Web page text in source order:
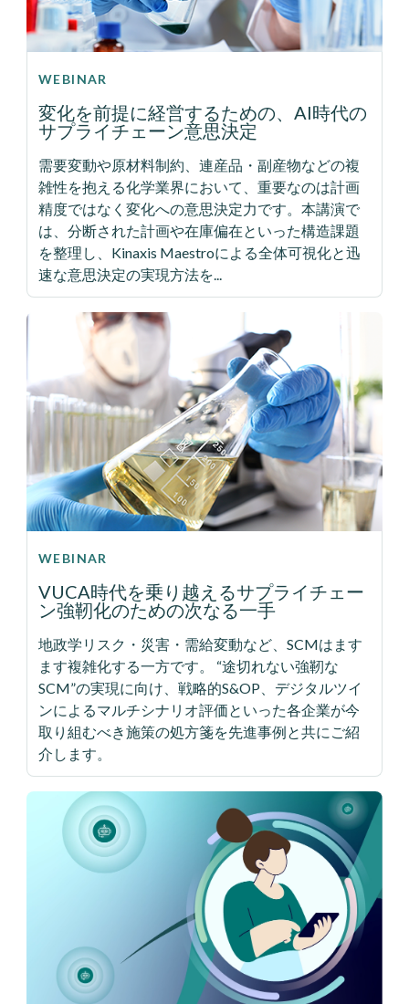
変化を前提に経営するための、AI時代の
サプライチェーン意思決定
需要変動や原材料制約、連産品・副産物などの複
雑性を抱える化学業界において、重要なのは計画
精度ではなく変化への意思決定力です。本講演で
は、分断された計画や在庫偏在といった構造課題
を整理し、Kinaxis Maestroによる全体可視化と迅
速な意思決定の実現方法を...
WEBINAR
VUCA時代を乗り越えるサプライチェー
ン強靭化のための次なる一手
地政学リスク・災害・需給変動など、SCMはます
ます複雑化する一方です。 “途切れない強靭な
SCM”の実現に向け、戦略的S&OP、デジタルツイ
ンによるマルチシナリオ評価といった各企業が今
取り組むべき施策の処方箋を先進事例と共にご紹
介します。
WEBINAR